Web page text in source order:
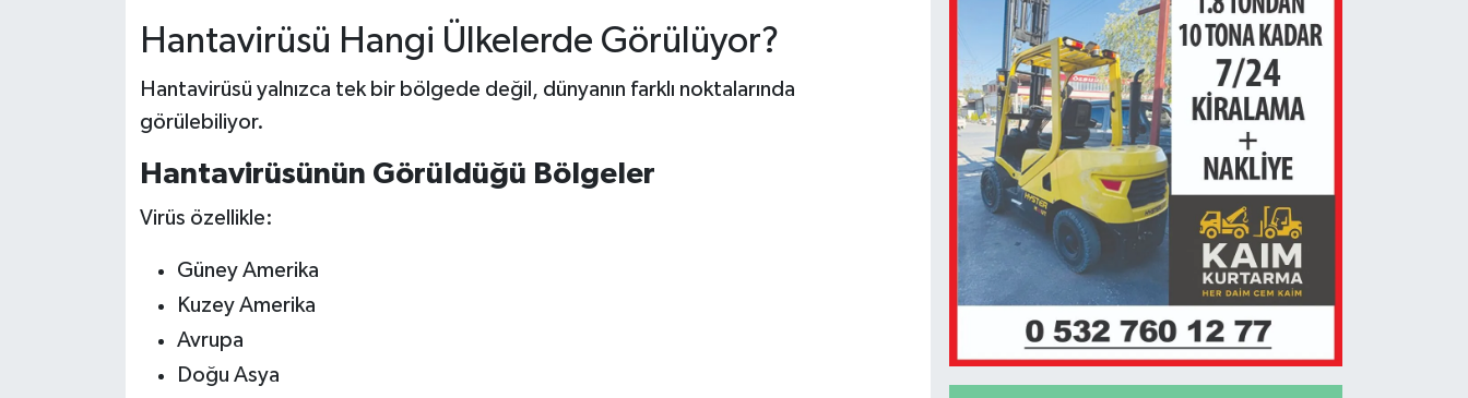
Hantavirüsü Hangi Ülkelerde Görülüyor?
Hantavirüsü yalnızca tek bir bölgede değil, dünyanın farklı noktalarında
görülebiliyor.
Hantavirüsünün Görüldüğü Bölgeler
Virüs özellikle:
Güney Amerika
Kuzey Amerika
Avrupa
Doğu Asya